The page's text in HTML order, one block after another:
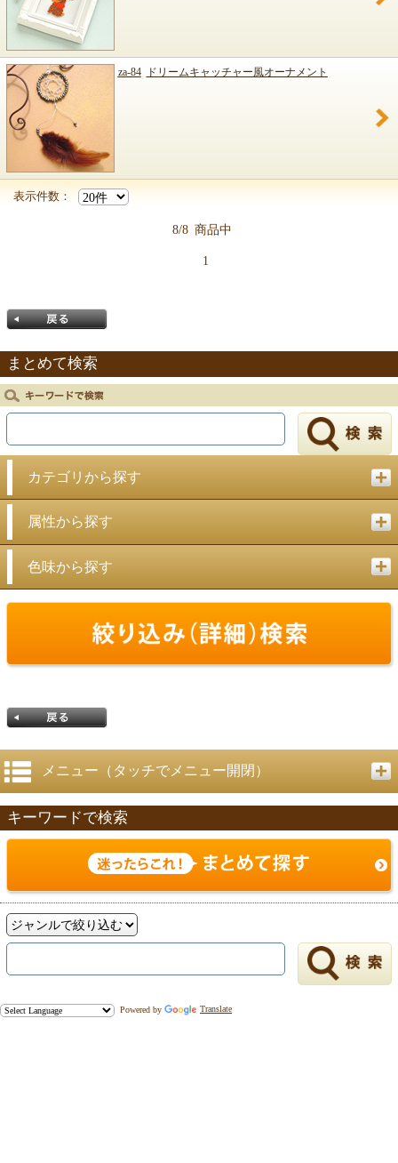
za-84 ドリームキャッチャー風オーナメント
表示件数：
8/8 商品中
1
戻る
まとめて検索
カテゴリから探す
属性から探す
色味から探す
戻る
メニュー（タッチでメニュー開閉）
キーワードで検索
Powered by Translate